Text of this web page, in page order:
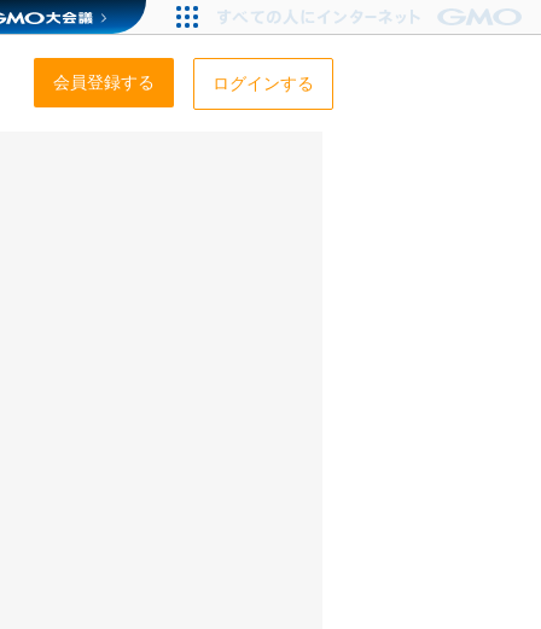
会員登録する ログインする